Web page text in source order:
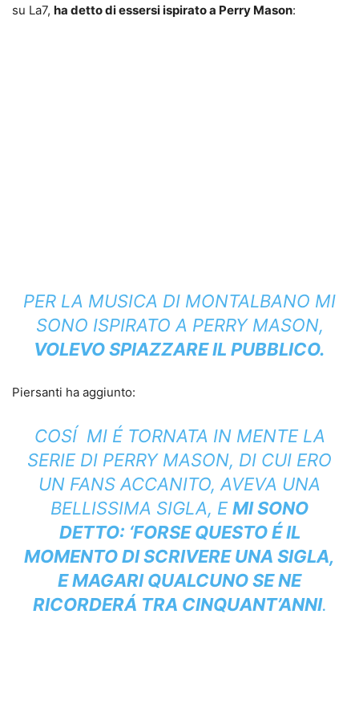
su La7, ha detto di essersi ispirato a Perry Mason:
PER LA MUSICA DI MONTALBANO MI
SONO ISPIRATO A PERRY MASON,
VOLEVO SPIAZZARE IL PUBBLICO.
Piersanti ha aggiunto:
COSÍ MI É TORNATA IN MENTE LA
SERIE DI PERRY MASON, DI CUI ERO
UN FANS ACCANITO, AVEVA UNA
BELLISSIMA SIGLA, EMI SONO
DETTO: ‘FORSE QUESTO É IL
MOMENTO DI SCRIVERE UNA SIGLA,
E MAGARI QUALCUNO SE NE
RICORDERÁ TRA CINQUANT’ANNI.